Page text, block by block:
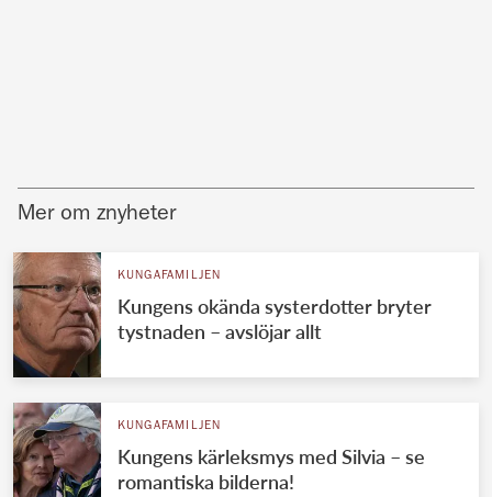
Mer om znyheter
KUNGAFAMILJEN
Kungens okända systerdotter bryter
tystnaden – avslöjar allt
KUNGAFAMILJEN
Kungens kärleksmys med Silvia – se
romantiska bilderna!